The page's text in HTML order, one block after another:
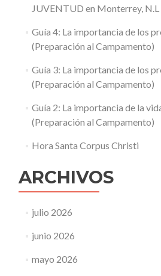
JUVENTUD en Monterrey, N.L
Guía 4: La importancia de los
(Preparación al Campamento)
Guía 3: La importancia de los
(Preparación al Campamento)
Guía 2: La importancia de la
(Preparación al Campamento)
Hora Santa Corpus Christi
ARCHIVOS
julio 2026
junio 2026
mayo 2026